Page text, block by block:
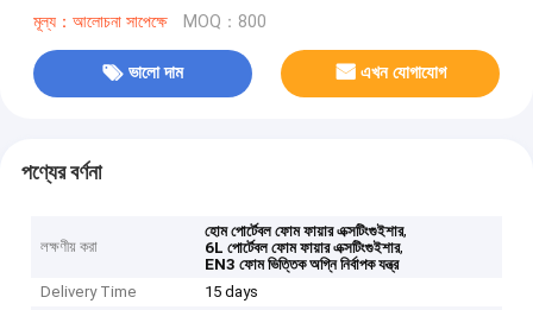
মূল্য：আলোচনা সাপেক্ষে MOQ：800
ভালো দাম এখন যোগাযোগ
পণ্যের বর্ণনা
লক্ষণীয় করা
হোম পোর্টেবল ফোম ফায়ার এক্সটিংগুইশার,
6L পোর্টেবল ফোম ফায়ার এক্সটিংগুইশার,
EN3 ফোম ভিত্তিক অগ্নি নির্বাপক যন্ত্র
Delivery Time
15 days